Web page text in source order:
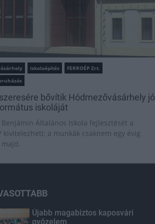
iskolaépítés
FERROÉP Zrt.
bővítik Hódmezővásárhely jó
iskoláját
Benjámin Általános Iskola fejlesztését a
kivitelezheti; a munkák csaknem egy évig
Újabb magabiztos kaposvári
győzelem